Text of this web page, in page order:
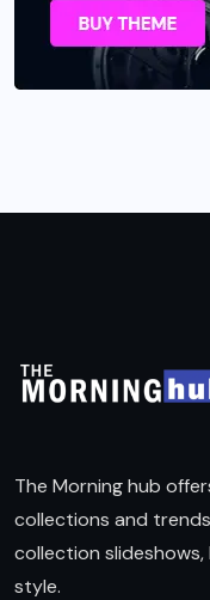
The Morning hub
collections and
collection
style.